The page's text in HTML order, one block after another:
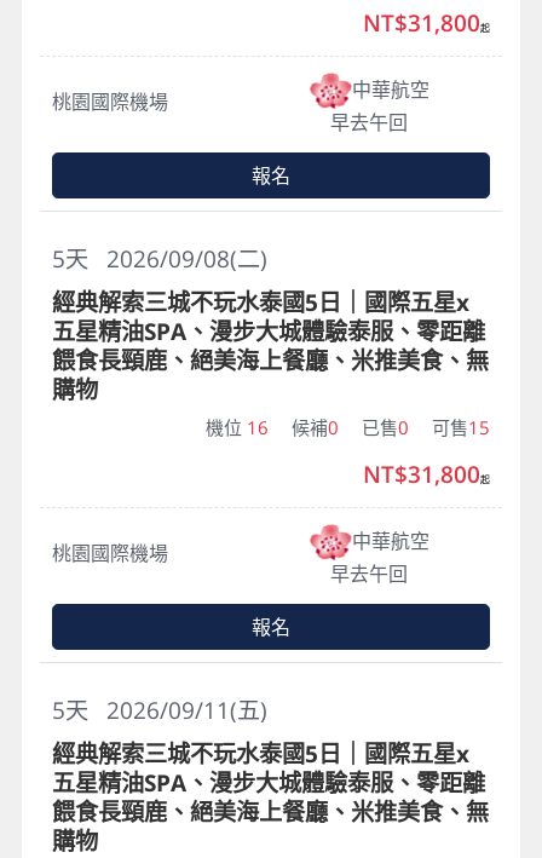
桃園國際機場
中華航空
早去午回
NT$31,800起
報名
2026/09/08(二)
5天
經典解索三城不玩水泰國5日｜國際五星x
五星精油SPA、漫步大城體驗泰服、零距離
餵食長頸鹿、絕美海上餐廳、米推美食、無
購物
機位 16 候補0 已售0 可售15
桃園國際機場
中華航空
早去午回
NT$31,800起
報名
2026/09/11(五)
5天
經典解索三城不玩水泰國5日｜國際五星x
五星精油SPA、漫步大城體驗泰服、零距離
餵食長頸鹿、絕美海上餐廳、米推美食、無
購物